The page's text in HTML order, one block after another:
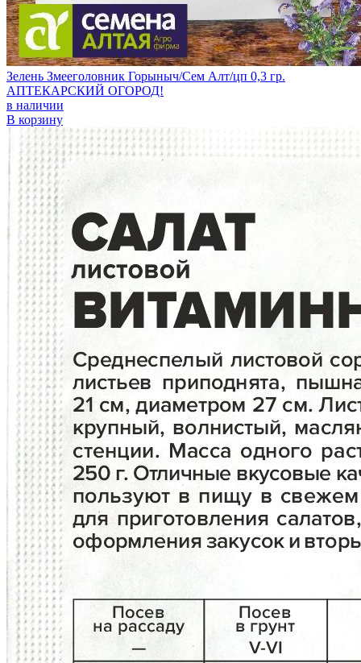
Зелень Змееголовник Горыныч/Сем Алт/цп 0,3 гр.
АПТЕКАРСКИЙ ОГОРОД!
в наличии
В корзину